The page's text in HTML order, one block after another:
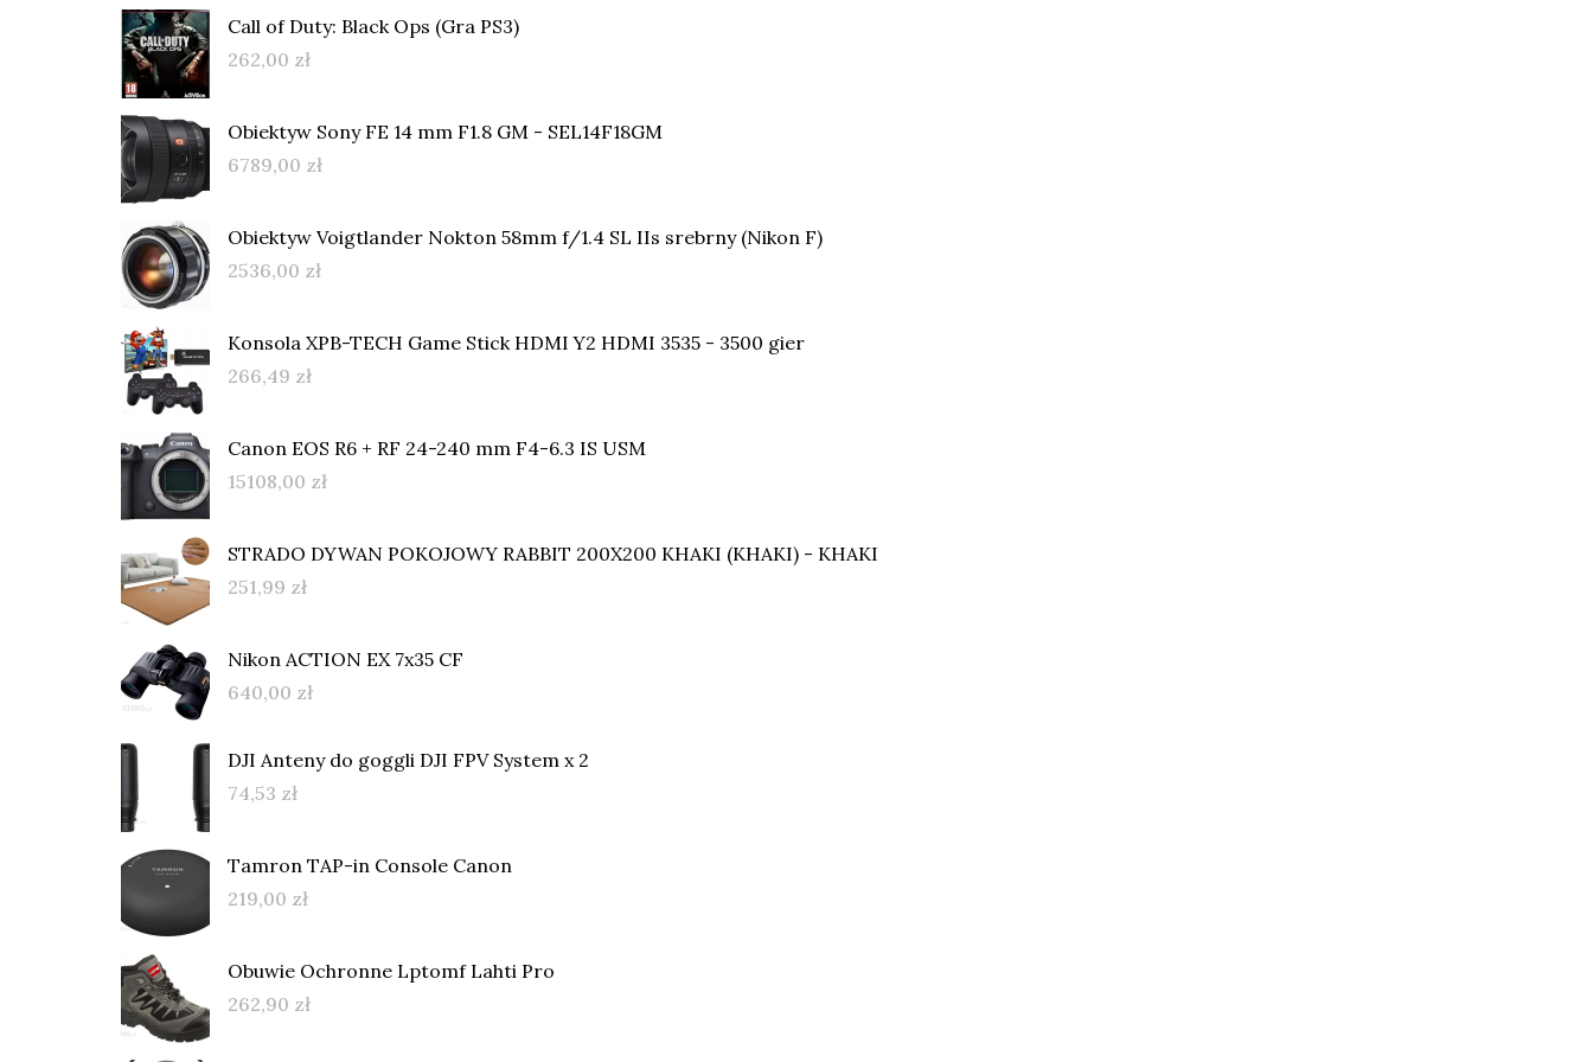
Call of Duty: Black Ops (Gra PS3)
262,00 zł
Obiektyw Sony FE 14 mm F1.8 GM - SEL14F18GM
6789,00 zł
Obiektyw Voigtlander Nokton 58mm f/1.4 SL IIs srebrny (Nikon F)
2536,00 zł
Konsola XPB-TECH Game Stick HDMI Y2 HDMI 3535 - 3500 gier
266,49 zł
Canon EOS R6 + RF 24-240 mm F4-6.3 IS USM
15108,00 zł
STRADO DYWAN POKOJOWY RABBIT 200X200 KHAKI (KHAKI) - KHAKI
251,99 zł
Nikon ACTION EX 7x35 CF
640,00 zł
DJI Anteny do goggli DJI FPV System x 2
74,53 zł
Tamron TAP-in Console Canon
219,00 zł
Obuwie Ochronne Lptomf Lahti Pro
262,90 zł